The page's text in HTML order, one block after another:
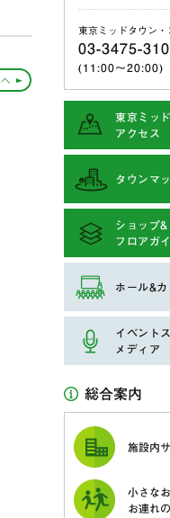
東京ミッドタウン・
03-3475-
(11:00〜20:00)
東京ミッ
アクセス
タウンマ
ショップ
フロアガ
ホール&カ
イベント
メディア
総合案内
施設内
小さな
お連れ